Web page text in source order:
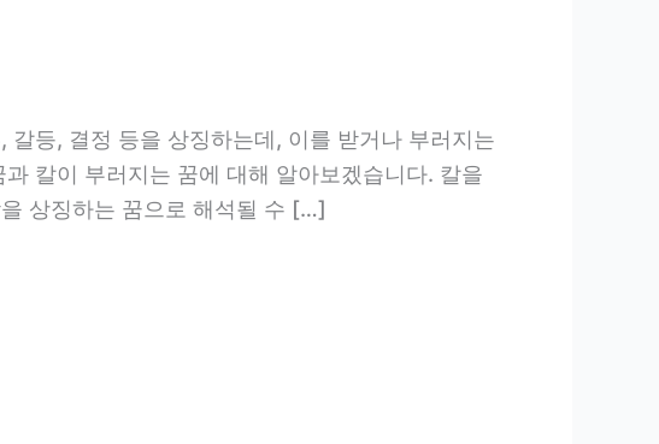
등, 결정 등을 상징하는데, 이를 받거나 부러지는
칼이 부러지는 꿈에 대해 알아보겠습니다. 칼을
상징하는 꿈으로 해석될 수 […]